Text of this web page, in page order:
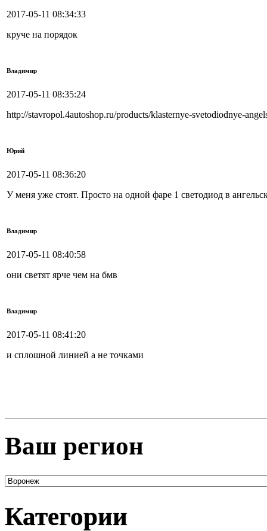
2017-05-11 08:34:33
круче на порядок
Владимир
2017-05-11 08:35:24
http://stavropol.4autoshop.ru/products/klasternye-svetodiodnye-
Юрий
2017-05-11 08:36:20
У меня уже стоят. Просто на одной фаре 1 светодиод в
Владимир
2017-05-11 08:40:58
они светят ярче чем на бмв
Владимир
2017-05-11 08:41:20
и сплошной линией а не точками
Ваш регион
Категории